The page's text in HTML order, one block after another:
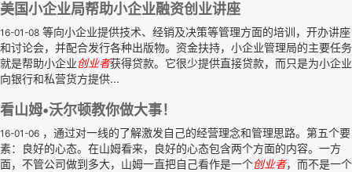
美国小企业局帮助小企业融资创业讲座
16-01-08 等向小企业提供技术、经销及决策等管理方面的培训，开办讲座
和讨论会，并配合发行各种出版物。资金扶持，小企业管理局的主要任务
就是帮助小企业创业者获得贷款。它很少提供直接贷款，而只是为小企业
向银行和私营货方提供...
看山姆•沃尔顿教你做大事！
16-01-06 ，通过对一线的了解激发自己的经营理念和管理思路。第五个要
素：良好的心态。在山姆看来，良好的心态包含两个方面的内容。一方
面，不管公司做到多大，山姆一直把自己看作是一个创业者，而不是一个